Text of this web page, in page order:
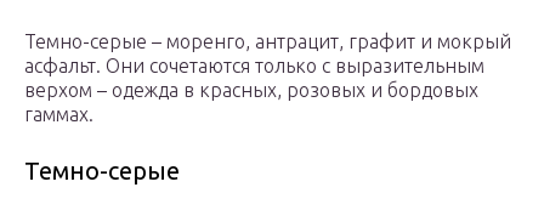
Темно-серые – моренго, антрацит, графит и мокрый
асфальт. Они сочетаются только с выразительным
верхом – одежда в красных, розовых и бордовых
гаммах.
Темно-серые